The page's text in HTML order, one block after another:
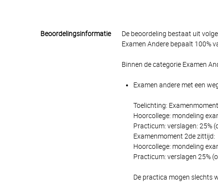
Beoordelingsinformatie
De beoordeling bestaat uit
Examen Andere bepaalt 100%
Binnen de categorie Examen
Examen andere met een
Toelichting:
Hoorcollege: mondeling
Practicum: verslagen: 25%
Examenmoment 2de zittijd:
Hoorcollege: mondeling
Practicum: verslagen 25%
De practica mogen slechts